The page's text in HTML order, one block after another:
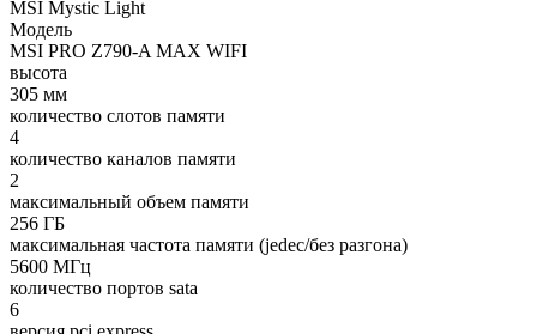
MSI Mystic Light
Модель
MSI PRO Z790-A MAX WIFI
высота
305 мм
количество слотов памяти
4
количество каналов памяти
2
максимальный объем памяти
256 ГБ
максимальная частота памяти (jedec/без разгона)
5600 МГц
количество портов sata
6